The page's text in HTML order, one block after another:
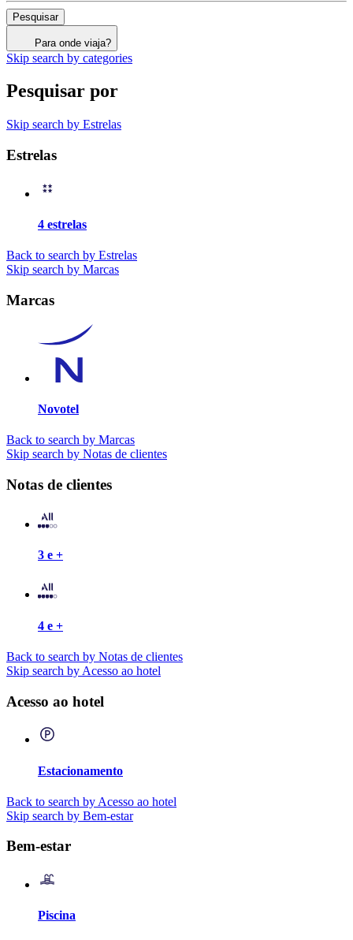
Pesquisar
Para onde viaja?
Skip search by categories
Pesquisar por
Skip search by Estrelas
Estrelas
4 estrelas
Back to search by Estrelas
Skip search by Marcas
Marcas
Novotel
Back to search by Marcas
Skip search by Notas de clientes
Notas de clientes
3 e +
4 e +
Back to search by Notas de clientes
Skip search by Acesso ao hotel
Acesso ao hotel
Estacionamento
Back to search by Acesso ao hotel
Skip search by Bem-estar
Bem-estar
Piscina